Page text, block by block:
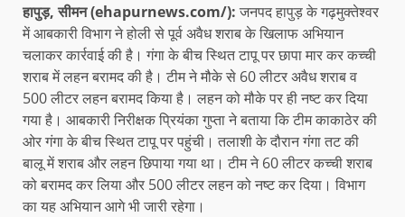
हापुड़, सीमन (ehapurnews.com/): जनपद हापुड़ के गढ़मुक्तेश्वर
में आबकारी विभाग ने होली से पूर्व अवैध शराब के खिलाफ अभियान
चलाकर कार्रवाई की है। गंगा के बीच स्थित टापू पर छापा मार कर कच्ची
शराब में लहन बरामद की है। टीम ने मौके से 60 लीटर अवैध शराब व
500 लीटर लहन बरामद किया है। लहन को मौके पर ही नष्ट कर दिया
गया है। आबकारी निरीक्षक प्रियंका गुप्ता ने बताया कि टीम काकाठेर की
ओर गंगा के बीच स्थित टापू पर पहुंची। तलाशी के दौरान गंगा तट की
बालू में शराब और लहन छिपाया गया था। टीम ने 60 लीटर कच्ची शराब
को बरामद कर लिया और 500 लीटर लहन को नष्ट कर दिया। विभाग
का यह अभियान आगे भी जारी रहेगा।